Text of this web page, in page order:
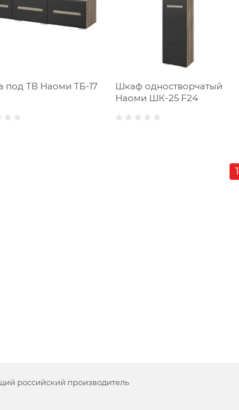
под ТВ Наоми ТБ-17
Шкаф одностворчатый
Наоми ШК-25 F24
1
российский производитель